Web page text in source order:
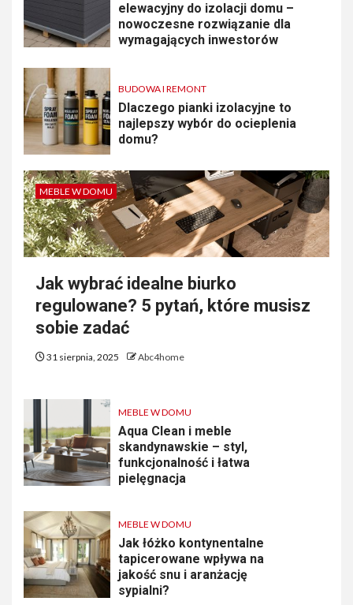
elewacyjny do izolacji domu –
nowoczesne rozwiązanie dla
wymagających inwestorów
BUDOWA I REMONT
Dlaczego pianki izolacyjne to
najlepszy wybór do ocieplenia
domu?
MEBLE W DOMU
Jak wybrać idealne biurko
regulowane? 5 pytań, które musisz
sobie zadać
31 sierpnia, 2025 Abc4home
MEBLE W DOMU
Aqua Clean i meble
skandynawskie – styl,
funkcjonalność i łatwa
pielęgnacja
MEBLE W DOMU
Jak łóżko kontynentalne
tapicerowane wpływa na
jakość snu i aranżację
sypialni?